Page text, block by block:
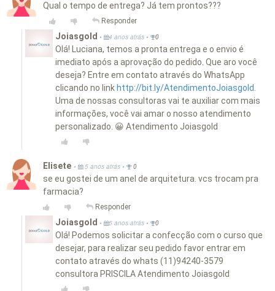
Qual o tempo de entrega? Já tem prontos???
Responder
Joiasgold • 4 anos atrás • 0
Olá! Luciana, temos a pronta entrega e o envio é
imediato após a aprovação do pedido. Que aro você
deseja? Entre em contato através do WhatsApp
clicando no link http://bit.ly/AtendimentoJoiasgold.
Uma de nossas consultoras vai te auxiliar com mais
informações, você vai amar o nosso atendimento
personalizado. 😀 Atendimento Joiasgold
Elisete • 5 anos atrás • 0
se eu gostei de um anel de arquitetura. vcs trocam pra
farmacia?
Responder
Joiasgold • 5 anos atrás • 0
Olá! Podemos solicitar a confecção com o curso que
desejar, para realizar seu pedido favor entrar em
contato através do whats (11)94240-3579
consultora PRISCILA Atendimento Joiasgold